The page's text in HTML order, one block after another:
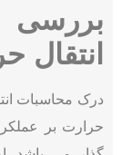
بررسی
انتقال
درک محاسبات
حرارت بر